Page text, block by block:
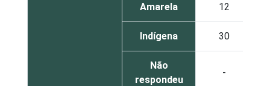
Amarela 12
Indígena 30
Não
respondeu
-